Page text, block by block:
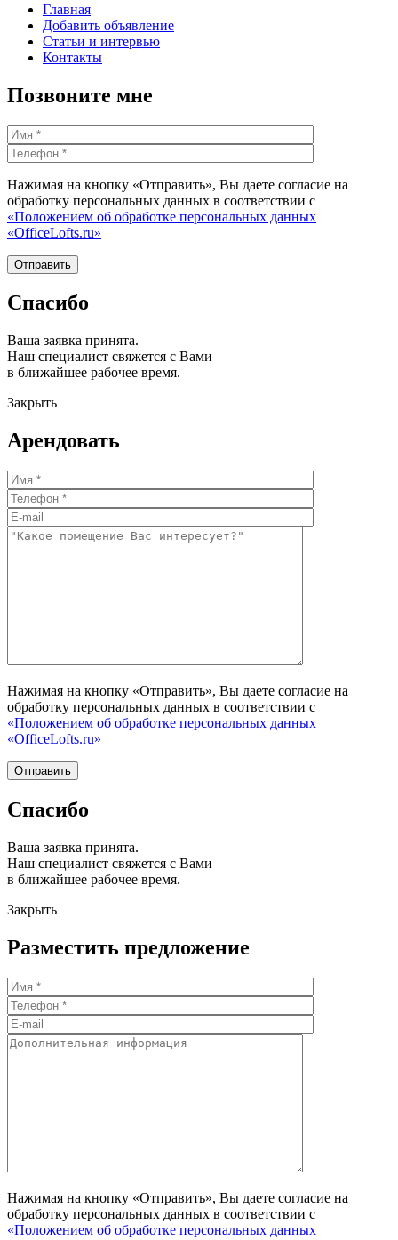
Главная
Добавить объявление
Статьи и интервью
Контакты
Позвоните мне
Нажимая на кнопку «Отправить», Вы даете согласие на
обработку персональных данных в соответствии с
«Положением об обработке персональных данных
«OfficeLofts.ru»
Спасибо
Ваша заявка принята.
Наш специалист свяжется с Вами
в ближайшее рабочее время.
Закрыть
Арендовать
Нажимая на кнопку «Отправить», Вы даете согласие на
обработку персональных данных в соответствии с
«Положением об обработке персональных данных
«OfficeLofts.ru»
Спасибо
Ваша заявка принята.
Наш специалист свяжется с Вами
в ближайшее рабочее время.
Закрыть
Разместить предложение
Нажимая на кнопку «Отправить», Вы даете согласие на
обработку персональных данных в соответствии с
«Положением об обработке персональных данных